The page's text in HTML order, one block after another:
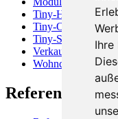
Ihre
Tiny-Haus
Tiny-Office
Tiny-Store
Verkaufscontainer
Wohncontainer
Referenzen